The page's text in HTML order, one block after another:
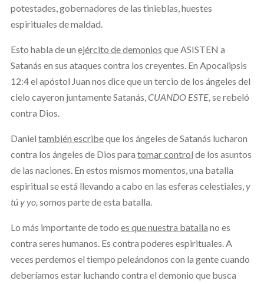
potestades, gobernadores de las tinieblas, huestes
espirituales de maldad.
Esto habla de un ejército de demonios que ASISTEN a
Satanás en sus ataques contra los creyentes. En Apocalipsis
12:4 el apóstol Juan nos dice que un tercio de los ángeles del
cielo cayeron juntamente Satanás,CUANDO ESTE, se rebeló
contra Dios.
Daniel también escribeque los ángeles de Satanás lucharon
contra los ángeles de Dios para tomar control de los asuntos
de las naciones. En estos mismos momentos, una batalla
espiritual se está llevando a cabo en las esferas celestiales,y
tú y yo, somos parte de esta batalla.
Lo más importante de todo es que nuestra batalla no es
contra seres humanos. Es contra poderes espirituales. A
veces perdemos el tiempo peleándonos con la gente cuando
deberíamos estar luchando contra el demonio que busca